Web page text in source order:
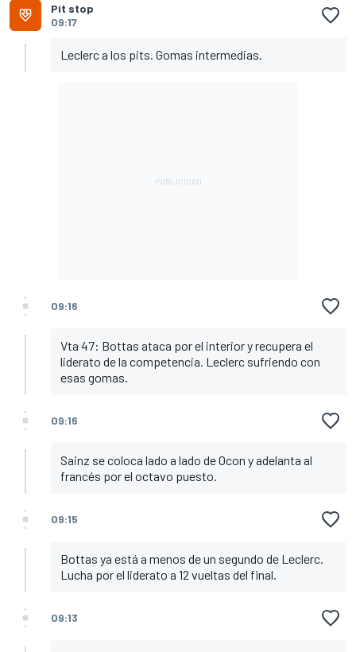
Pit stop
09:17
Leclerc a los pits. Gomas intermedias.
09:16
Vta 47: Bottas ataca por el interior y recupera el
liderato de la competencia. Leclerc sufriendo con
esas gomas.
09:16
Sainz se coloca lado a lado de Ocon y adelanta al
francés por el octavo puesto.
09:15
Bottas ya está a menos de un segundo de Leclerc.
Lucha por el liderato a 12 vueltas del final.
09:13